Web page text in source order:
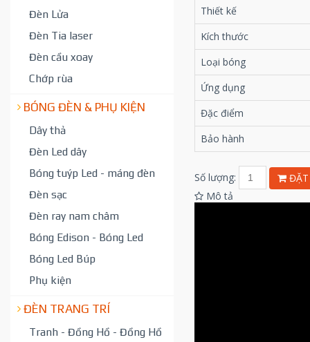
Đèn Lửa
Đèn Tia laser
Đèn cầu xoay
Chớp rùa
BÓNG ĐÈN & PHỤ KIỆN
Dây thả
Đèn Led dây
Bóng tuýp Led - máng đèn
Đèn sạc
Đèn ray nam châm
Bóng Edison - Bóng Led
Bóng Led Búp
Phụ kiện
ĐÈN TRANG TRÍ
Tranh - Đồng Hồ - Đồng Hồ
Thiết kế
Kích thước
Loại bóng
Ứng dụng
Đặc điểm
Bảo hành
Số lượng:
ĐẶT
Mô tả